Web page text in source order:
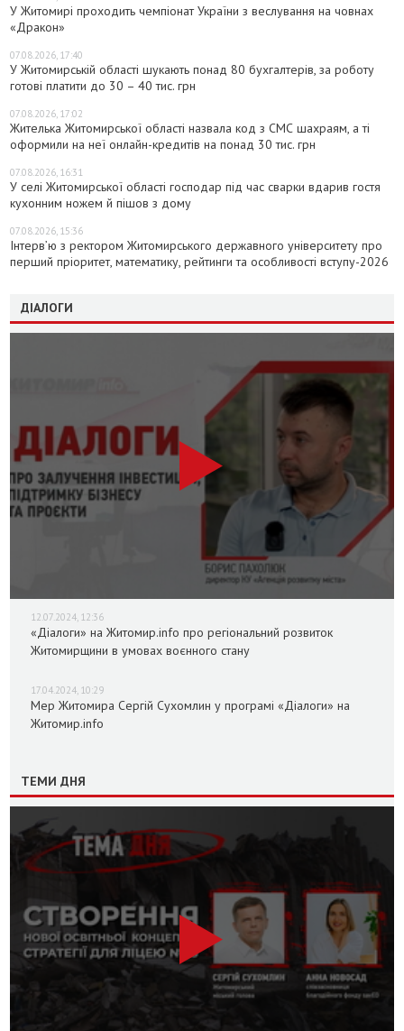
У Житомирі проходить чемпіонат України з веслування на човнах
«Дракон»
07.08.2026, 17:40
У Житомирській області шукають понад 80 бухгалтерів, за роботу
готові платити до 30 – 40 тис. грн
07.08.2026, 17:02
Жителька Житомирської області назвала код з СМС шахраям, а ті
оформили на неї онлайн-кредитів на понад 30 тис. грн
07.08.2026, 16:31
У селі Житомирської області господар під час сварки вдарив гостя
кухонним ножем й пішов з дому
07.08.2026, 15:36
Інтерв’ю з ректором Житомирського державного університету про
перший пріоритет, математику, рейтинги та особливості вступу-2026
ДІАЛОГИ
12.07.2024, 12:36
«Діалоги» на Житомир.info про регіональний розвиток
Житомирщини в умовах воєнного стану
17.04.2024, 10:29
Мер Житомира Сергій Сухомлин у програмі «Діалоги» на
Житомир.info
ТЕМИ ДНЯ